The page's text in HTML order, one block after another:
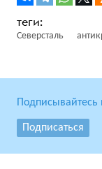
Северсталь
Подписывайтесь
Подписаться